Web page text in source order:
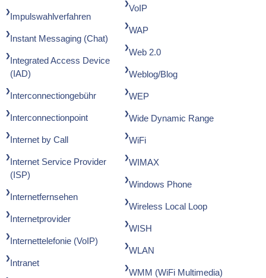
Impulswahlverfahren
Instant Messaging (Chat)
Integrated Access Device
(IAD)
Interconnectiongebühr
Interconnectionpoint
Internet by Call
Internet Service Provider
(ISP)
Internetfernsehen
Internetprovider
Internettelefonie (VoIP)
Intranet
VoIP
WAP
Web 2.0
Weblog/Blog
WEP
Wide Dynamic Range
WiFi
WIMAX
Windows Phone
Wireless Local Loop
WISH
WLAN
WMM (WiFi Multimedia)